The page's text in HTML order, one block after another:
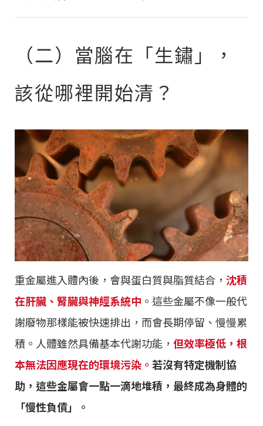
（二）當腦在「生鏽」，
該從哪裡開始清？
重金屬進入體內後，會與蛋白質與脂質結合， 沈積
在肝臟、腎臟與神經系統中 。這些金屬不像一般代
謝廢物那樣能被快速排出，而會長期停留、慢慢累
積。人體雖然具備基本代謝功能， 但效率極低，根
本無法因應現在的環境污染。 若沒有特定機制協
助，這些金屬會一點一滴地堆積，最終成為身體的
「慢性負債」。